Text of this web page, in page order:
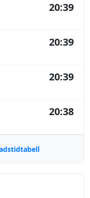
20:39
20:39
20:39
20:38